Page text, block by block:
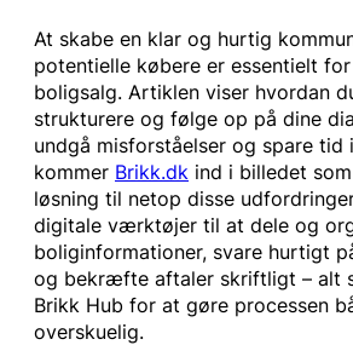
At skabe en klar og hurtig
potentielle købere er essentielt
boligsalg. Artiklen viser hvordan
strukturere og følge op på dine
undgå misforståelser og spare tid
kommer Brikk.dk ind i billedet
løsning til netop disse
digitale værktøjer til at dele og
boliginformationer, svare hurtigt
og bekræfte aftaler skriftligt – alt
Brikk Hub for at gøre processen
overskuelig.